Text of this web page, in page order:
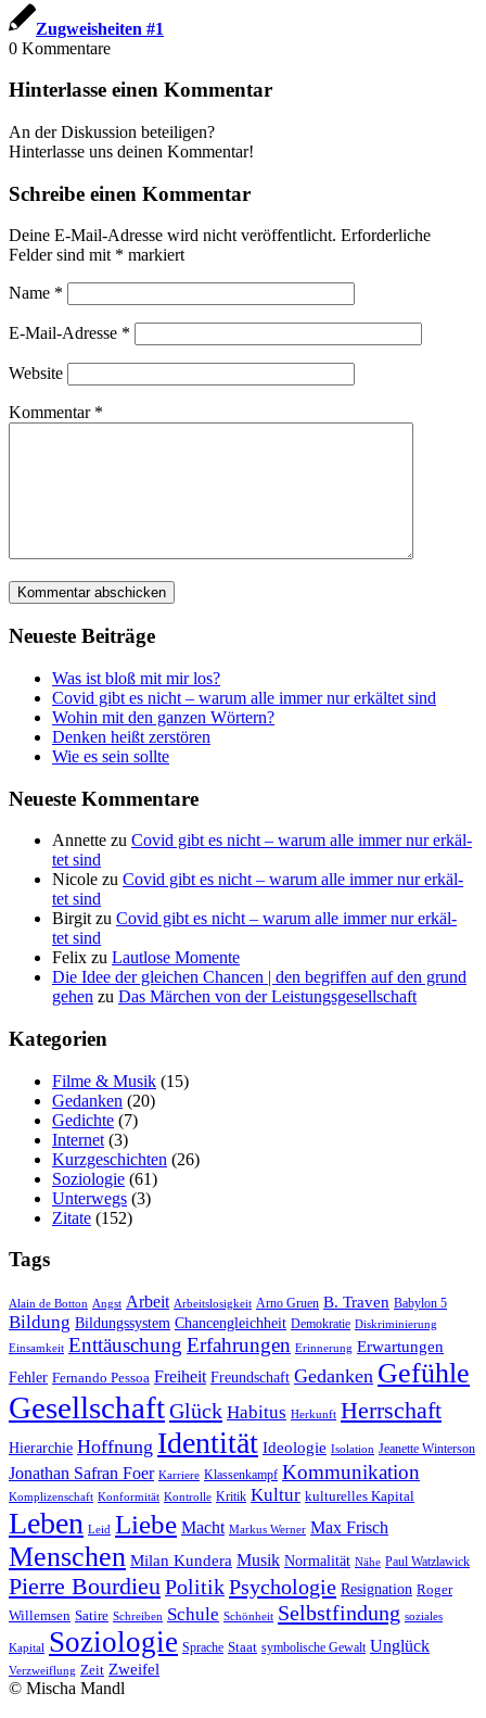
Zug­weis­hei­ten #1
0 Kommentare
Hinterlasse einen Kommentar
An der Diskussion beteiligen?
Hinterlasse uns deinen Kommentar!
Schreibe einen Kommentar
Deine E-Mail-Adresse wird nicht veröffentlicht. Erforderliche
Felder sind mit * markiert
Name *
E-Mail-Adresse *
Website
Kommentar *
Neu­es­te Beiträge
Was ist bloß mit mir los?
Covid gibt es nicht – war­um alle immer nur erkäl­tet sind
Wohin mit den gan­zen Wörtern?
Den­ken heißt zerstören
Wie es sein sollte
Neu­es­te Kommentare
Annette zu Covid gibt es nicht – war­um alle immer nur erkäl­
tet sind
Nicole zu Covid gibt es nicht – war­um alle immer nur erkäl­
tet sind
Birgit zu Covid gibt es nicht – war­um alle immer nur erkäl­
tet sind
Felix zu Laut­lo­se Momente
Die Idee der gleichen Chancen | den begriffen auf den grund
gehen zu Das Mär­chen von der Leistungsgesellschaft
Kate­go­rien
Filme & Musik (15)
Gedanken (20)
Gedichte (7)
Internet (3)
Kurzgeschichten (26)
Soziologie (61)
Unterwegs (3)
Zitate (152)
Tags
Alain de Botton Angst Arbeit Arbeitslosigkeit Arno Gruen B. Traven Babylon 5
Bildung Bildungssystem Chancengleichheit Demokratie Diskriminierung
Einsamkeit Enttäuschung Erfahrungen Erinnerung Erwartungen
Fehler Fernando Pessoa Freiheit Freundschaft Gedanken Gefühle
GesellschaftGlück Habitus Herkunft Herrschaft
Hierarchie Hoffnung Identität Ideologie Isolation Jeanette Winterson
Jonathan Safran Foer Karriere Klassenkampf Kommunikation
Komplizenschaft Konformität Kontrolle Kritik Kultur kulturelles Kapital
Leben Leid Liebe Macht Markus Werner Max Frisch
Menschen Milan Kundera Musik Normalität Nähe Paul Watzlawick
Pierre BourdieuPolitikPsychologie Resignation Roger
Willemsen Satire Schreiben Schule Schönheit Selbstfindung soziales
Kapital Soziologie Sprache Staat symbolische Gewalt Unglück
Verzweiflung Zeit Zweifel
© Mischa Mandl